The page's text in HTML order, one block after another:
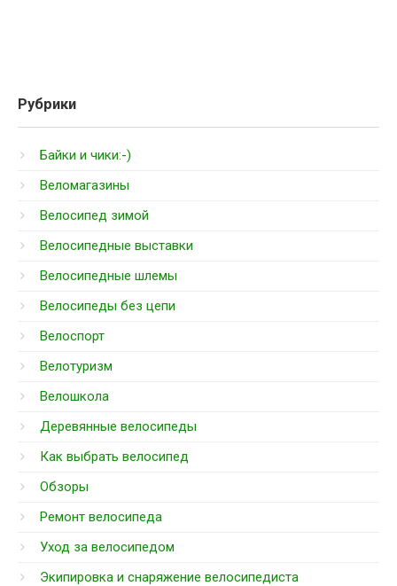
Рубрики
Байки и чики:-)
Веломагазины
Велосипед зимой
Велосипедные выставки
Велосипедные шлемы
Велосипеды без цепи
Велоспорт
Велотуризм
Велошкола
Деревянные велосипеды
Как выбрать велосипед
Обзоры
Ремонт велосипеда
Уход за велосипедом
Экипировка и снаряжение велосипедиста